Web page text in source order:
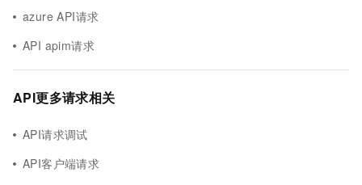
azure API请求
API apim请求
API更多请求相关
API请求调试
API客户端请求